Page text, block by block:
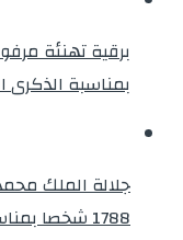
برقية تهنئة
بمناسبة الذكرى
جلالة الملك
1788 شخصا بمناسبة عيد العرش المجيد